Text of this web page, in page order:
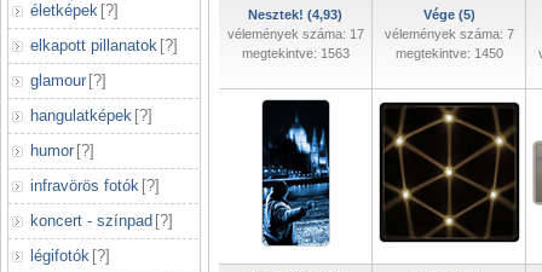
életképek [?]
elkapott pillanatok [?]
glamour [?]
hangulatképek [?]
humor [?]
infravörös fotók [?]
koncert - színpad [?]
légifotók [?]
Nesztek! (4,93)
vélemények száma: 17
megtekintve: 1563
Vége (5)
vélemények száma: 7
megtekintve: 1450